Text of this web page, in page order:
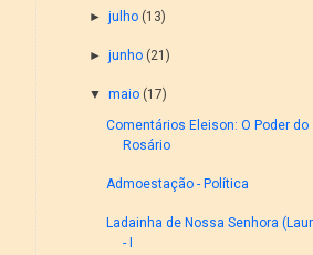
►julho (13)
►junho (21)
▼ maio (17)
Comentários Eleison: O Poder do
Rosário
Admoestação - Política
Ladainha de Nossa Senhora
- I